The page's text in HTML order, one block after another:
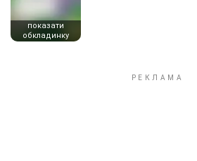
показати
обкладинку